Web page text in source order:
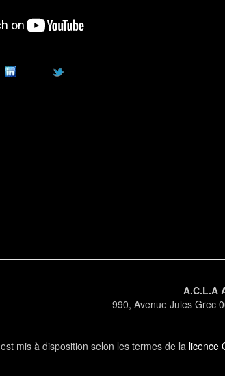
A.C.L.A
990, Avenue Jules Grec
est mis à disposition selon les termes de la licence